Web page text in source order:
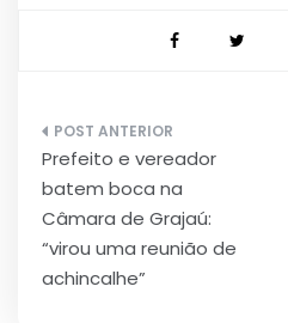
Navegação
de
Post
Prefeito e vereador
batem boca na
Câmara de Grajaú:
“virou uma reunião de
achincalhe”